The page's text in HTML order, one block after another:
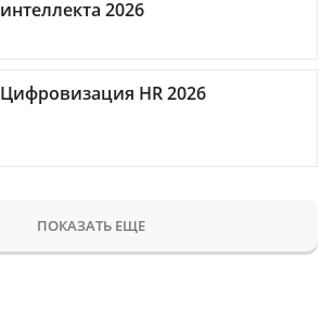
интеллекта 2026
Цифровизация HR 2026
ПОКАЗАТЬ ЕЩЕ